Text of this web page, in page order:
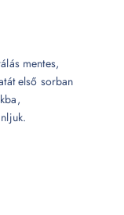
mentes,
első sorban